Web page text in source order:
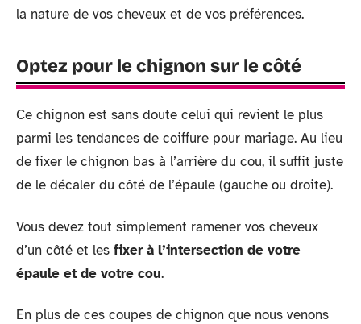
la nature de vos cheveux et de vos préférences.
Optez pour le chignon sur le côté
Ce chignon est sans doute celui qui revient le plus
parmi les tendances de coiffure pour mariage. Au lieu
de fixer le chignon bas à l’arrière du cou, il suffit juste
de le décaler du côté de l’épaule (gauche ou droite).
Vous devez tout simplement ramener vos cheveux
d’un côté et les fixer à l’intersection de votre
épaule et de votre cou.
En plus de ces coupes de chignon que nous venons